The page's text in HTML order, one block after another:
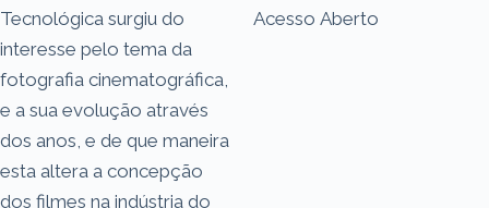
Tecnológica surgiu do
interesse pelo tema da
fotografia cinematográfica,
e a sua evolução através
dos anos, e de que maneira
esta altera a concepção
dos filmes na indústria do
Acesso Aberto